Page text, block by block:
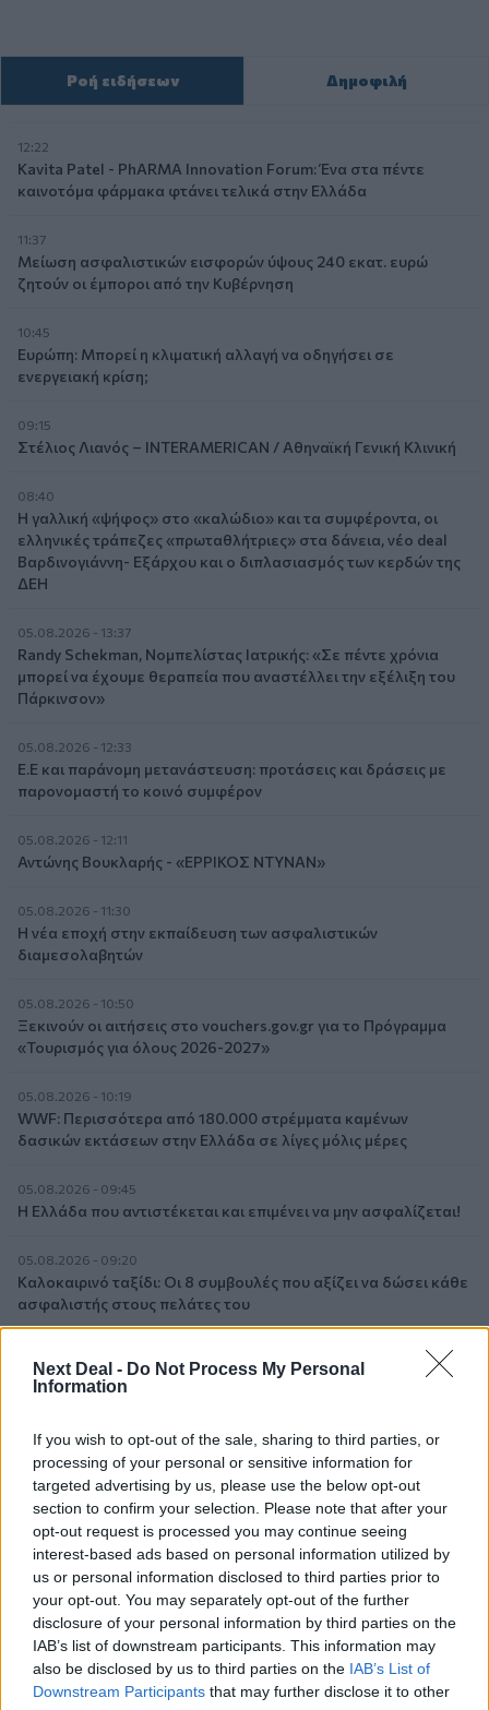
Next Deal - Do Not Process My Personal
Information
If you wish to opt-out of the sale, sharing to third parties, or
processing of your personal or sensitive information for
targeted advertising by us, please use the below opt-out
section to confirm your selection. Please note that after your
opt-out request is processed you may continue seeing
interest-based ads based on personal information utilized by
us or personal information disclosed to third parties prior to
your opt-out. You may separately opt-out of the further
disclosure of your personal information by third parties on the
IAB’s list of downstream participants. This information may
also be disclosed by us to third parties on the IAB’s List of
Downstream Participants that may further disclose it to other
Ροή ειδήσεων Δημοφιλή
12:22
Kavita Patel - PhARMA Innovation Forum: Ένα στα πέντε
καινοτόμα φάρμακα φτάνει τελικά στην Ελλάδα
11:37
Μείωση ασφαλιστικών εισφορών ύψους 240 εκατ. ευρώ
ζητούν οι έμποροι από την Κυβέρνηση
10:45
Ευρώπη: Μπορεί η κλιματική αλλαγή να οδηγήσει σε
ενεργειακή κρίση;
09:15
Στέλιος Λιανός – INTERAMERICAN / Αθηναϊκή Γενική Κλινική
08:40
Η γαλλική «ψήφος» στο «καλώδιο» και τα συμφέροντα, οι
ελληνικές τράπεζες «πρωταθλήτριες» στα δάνεια, νέο deal
Βαρδινογιάννη- Εξάρχου και ο διπλασιασμός των κερδών της
ΔΕΗ
05.08.2026 - 13:37
Randy Schekman, Νομπελίστας Ιατρικής: «Σε πέντε χρόνια
μπορεί να έχουμε θεραπεία που αναστέλλει την εξέλιξη του
Πάρκινσον»
05.08.2026 - 12:33
Ε.Ε και παράνομη μετανάστευση: προτάσεις και δράσεις με
παρονομαστή το κοινό συμφέρον
05.08.2026 - 12:11
Αντώνης Βουκλαρής - «ΕΡΡΙΚΟΣ ΝΤΥΝΑΝ»
05.08.2026 - 11:30
Η νέα εποχή στην εκπαίδευση των ασφαλιστικών
διαμεσολαβητών
05.08.2026 - 10:50
Ξεκινούν οι αιτήσεις στο vouchers.gov.gr για το Πρόγραμμα
«Τουρισμός για όλους 2026-2027»
05.08.2026 - 10:19
WWF: Περισσότερα από 180.000 στρέμματα καμένων
δασικών εκτάσεων στην Ελλάδα σε λίγες μόλις μέρες
05.08.2026 - 09:45
Η Ελλάδα που αντιστέκεται και επιμένει να μην ασφαλίζεται!
05.08.2026 - 09:20
Καλοκαιρινό ταξίδι: Οι 8 συμβουλές που αξίζει να δώσει κάθε
ασφαλιστής στους πελάτες του
Το εκλογικό «καμπανάκι» της Goldman Sachs, η ισχυρή
πιστωτική επέκταση των ελληνικών τραπεζών, το «πάρτι»
05.08.2026 - 08:37
Ιωάννης Μπολέτης – ΩΝΑΣΕΙΟ
04.08.2026 - 15:33
ERGO Hellas: Μέτρα στήριξης για τους πληγέντες
ασφαλισμένους της από τις πυρκαγιές
04.08.2026 - 12:40
Τράπεζα Κύπρου: Ενισχυμένες κατά 31% οι ασφαλιστικές
υπηρεσίες - Κέρδη €252 εκατ. (+7%) και ROTE 18.8% στο
εξάμηνο